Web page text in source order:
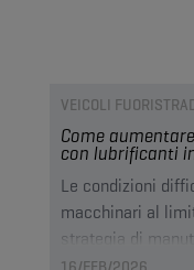
VEICOLI
Come
con lubrificanti
Le condizioni
macchinari al
strategia di